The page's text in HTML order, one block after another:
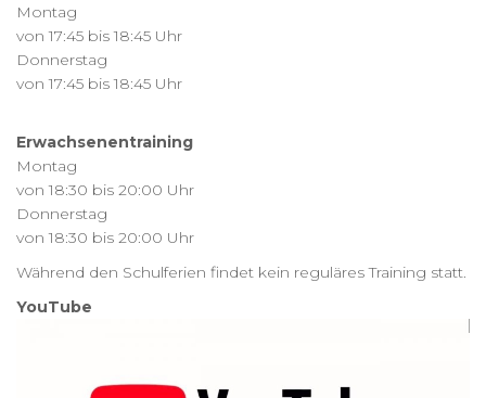
Montag
von 17:45 bis 18:45 Uhr
Donnerstag
von 17:45 bis 18:45 Uhr
Erwachsenentraining
Montag
von 18:30 bis 20:00 Uhr
Donnerstag
von 18:30 bis 20:00 Uhr
Während den Schulferien findet kein reguläres Training statt.
YouTube